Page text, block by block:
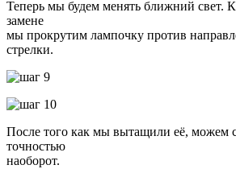
Теперь мы будем менять ближний свет.
замене
мы прокрутим лампочку против
стрелки.
После того как мы вытащили её, можем
точностью
наоборот.